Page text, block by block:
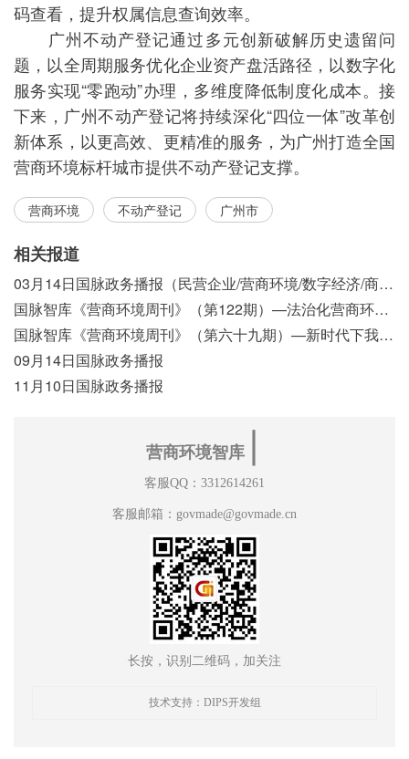
码查看，提升权属信息查询效率。
广州不动产登记通过多元创新破解历史遗留问
题，以全周期服务优化企业资产盘活路径，以数字化
服务实现“零跑动”办理，多维度降低制度化成本。接
下来，广州不动产登记将持续深化“四位一体”改革创
新体系，以更高效、更精准的服务，为广州打造全国
营商环境标杆城市提供不动产登记支撑。
营商环境 不动产登记 广州市
相关报道
03月14日国脉政务播报（民营企业/营商环境/数字经济/商事制度改革）
国脉智库《营商环境周刊》（第122期）—法治化营商环境视域下我国行政执法公示制度浅析
国脉智库《营商环境周刊》（第六十九期）—新时代下我国营商环境标准体系构建初探
09月14日国脉政务播报
11月10日国脉政务播报
营商环境智库
客服QQ：3312614261
客服邮箱：govmade@govmade.cn
长按，识别二维码，加关注
技术支持：DIPS开发组